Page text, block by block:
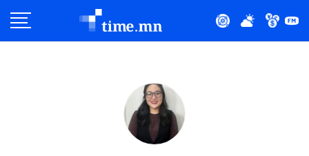
Эдийн Засаг